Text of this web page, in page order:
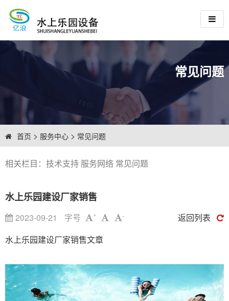
常见问题
首页 > 服务中心 > 常见问题
相关栏目： 技术支持 服务网络 常见问题
水上乐园建设厂家销售
2023-09-21 字号 + -
返回列表
水上乐园建设厂家销售文章